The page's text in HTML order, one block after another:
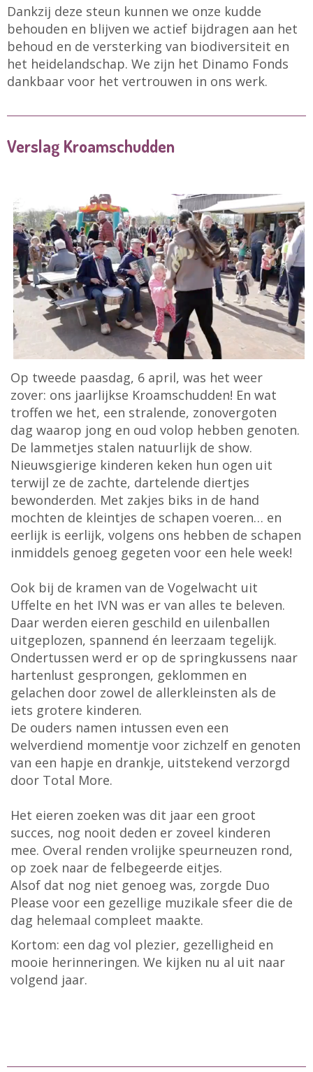
Dankzij deze steun kunnen we onze kudde
behouden en blijven we actief bijdragen aan het
behoud en de versterking van biodiversiteit en
het heidelandschap. We zijn het Dinamo Fonds
dankbaar voor het vertrouwen in ons werk.
Verslag Kroamschudden
Op tweede paasdag, 6 april, was het weer
zover: ons jaarlijkse Kroamschudden! En wat
troffen we het, een stralende, zonovergoten
dag waarop jong en oud volop hebben genoten.
De lammetjes stalen natuurlijk de show.
Nieuwsgierige kinderen keken hun ogen uit
terwijl ze de zachte, dartelende diertjes
bewonderden. Met zakjes biks in de hand
mochten de kleintjes de schapen voeren… en
eerlijk is eerlijk, volgens ons hebben de schapen
inmiddels genoeg gegeten voor een hele week!
Ook bij de kramen van de Vogelwacht uit
Uffelte en het IVN was er van alles te beleven.
Daar werden eieren geschild en uilenballen
uitgeplozen, spannend én leerzaam tegelijk.
Ondertussen werd er op de springkussens naar
hartenlust gesprongen, geklommen en
gelachen door zowel de allerkleinsten als de
iets grotere kinderen.
De ouders namen intussen even een
welverdiend momentje voor zichzelf en genoten
van een hapje en drankje, uitstekend verzorgd
door Total More.
Het eieren zoeken was dit jaar een groot
succes, nog nooit deden er zoveel kinderen
mee. Overal renden vrolijke speurneuzen rond,
op zoek naar de felbegeerde eitjes.
Alsof dat nog niet genoeg was, zorgde Duo
Please voor een gezellige muzikale sfeer die de
dag helemaal compleet maakte.
Kortom: een dag vol plezier, gezelligheid en
mooie herinneringen. We kijken nu al uit naar
volgend jaar.